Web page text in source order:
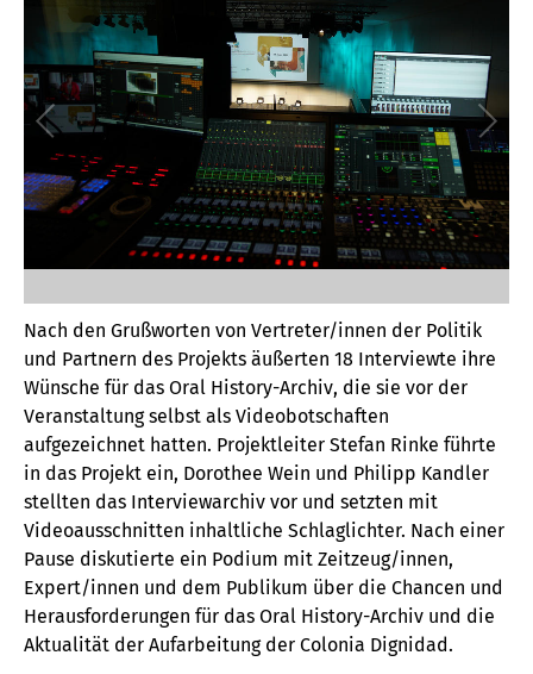
Nach den Grußworten von Vertreter/innen der Politik
und Partnern des Projekts äußerten 18 Interviewte ihre
Wünsche für das Oral History-Archiv, die sie vor der
Veranstaltung selbst als Videobotschaften
aufgezeichnet hatten. Projektleiter Stefan Rinke führte
in das Projekt ein, Dorothee Wein und Philipp Kandler
stellten das Interviewarchiv vor und setzten mit
Videoausschnitten inhaltliche Schlaglichter. Nach einer
Pause diskutierte ein Podium mit Zeitzeug/innen,
Expert/innen und dem Publikum über die Chancen und
Herausforderungen für das Oral History-Archiv und die
Aktualität der Aufarbeitung der Colonia Dignidad.